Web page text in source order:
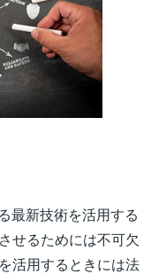
最新技術を活用する
せるためには不可欠
活用するときには法